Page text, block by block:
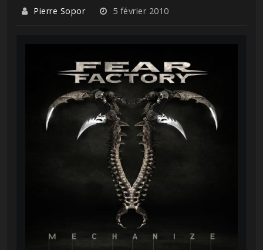
Pierre Sopor 5 février 2010